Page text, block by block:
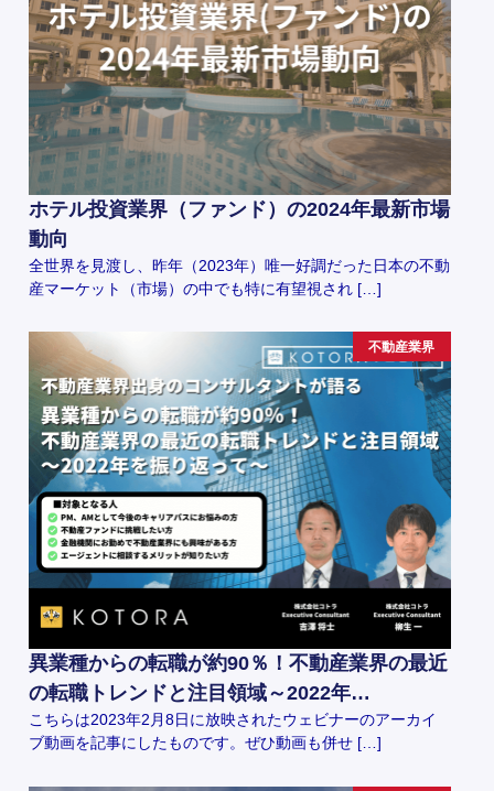
ホテル投資業界（ファンド）の2024年最新市場
動向
全世界を見渡し、昨年（2023年）唯一好調だった日本の不動
産マーケット（市場）の中でも特に有望視され […]
不動産業界
異業種からの転職が約90％！不動産業界の最近
の転職トレンドと注目領域～2022年…
こちらは2023年2月8日に放映されたウェビナーのアーカイ
ブ動画を記事にしたものです。ぜひ動画も併せ […]